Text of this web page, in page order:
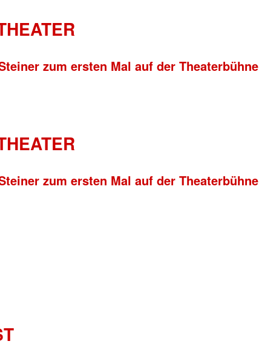
zum ersten Mal auf der Theaterbühne
zum ersten Mal auf der Theaterbühne